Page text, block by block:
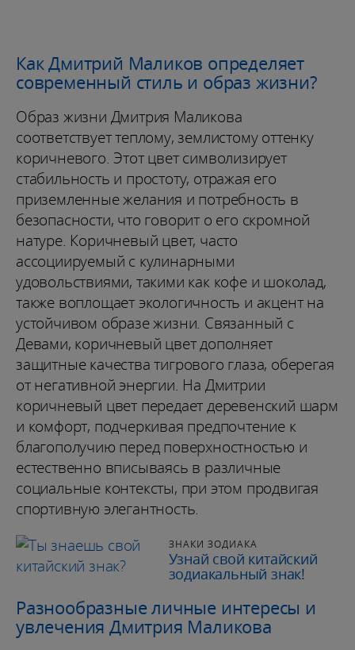
Как Дмитрий Маликов определяет
современный стиль и образ жизни?
Образ жизни Дмитрия Маликова
соответствует теплому, землистому оттенку
коричневого. Этот цвет символизирует
стабильность и простоту, отражая его
приземленные желания и потребность в
безопасности, что говорит о его скромной
натуре. Коричневый цвет, часто
ассоциируемый с кулинарными
удовольствиями, такими как кофе и шоколад,
также воплощает экологичность и акцент на
устойчивом образе жизни. Связанный с
Девами, коричневый цвет дополняет
защитные качества тигрового глаза, оберегая
от негативной энергии. На Дмитрии
коричневый цвет передает деревенский шарм
и комфорт, подчеркивая предпочтение к
благополучию перед поверхностностью и
естественно вписываясь в различные
социальные контексты, при этом продвигая
спортивную элегантность.
ЗНАКИ ЗОДИАКА
Узнай свой китайский
зодиакальный знак!
Разнообразные личные интересы и
увлечения Дмитрия Маликова